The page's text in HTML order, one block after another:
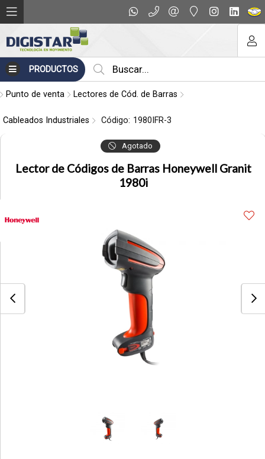
Enviar
PRODUCTOS
Punto de venta Lectores de Cód. de Barras
Cableados Industriales Código: 1980IFR-3
Agotado
Lector de Códigos de Barras Honeywell Granit
1980i